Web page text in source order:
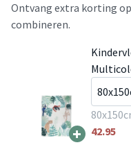
Ontvang extra korting
combineren.
+
42.95